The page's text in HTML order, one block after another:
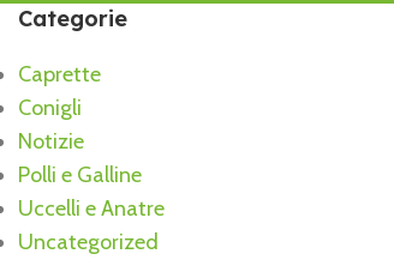
Categorie
Caprette
Conigli
Notizie
Polli e Galline
Uccelli e Anatre
Uncategorized